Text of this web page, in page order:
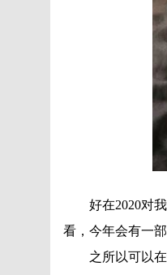
好在2020对我
看，今年会有一
之所以可以在该